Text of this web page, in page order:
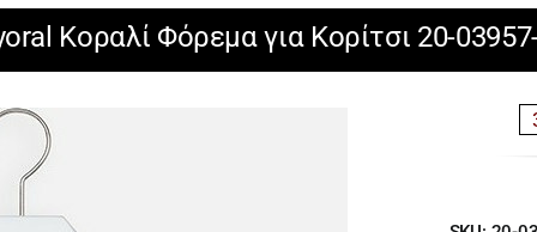
Κοραλί Φόρεμα για Κορίτσι 20-